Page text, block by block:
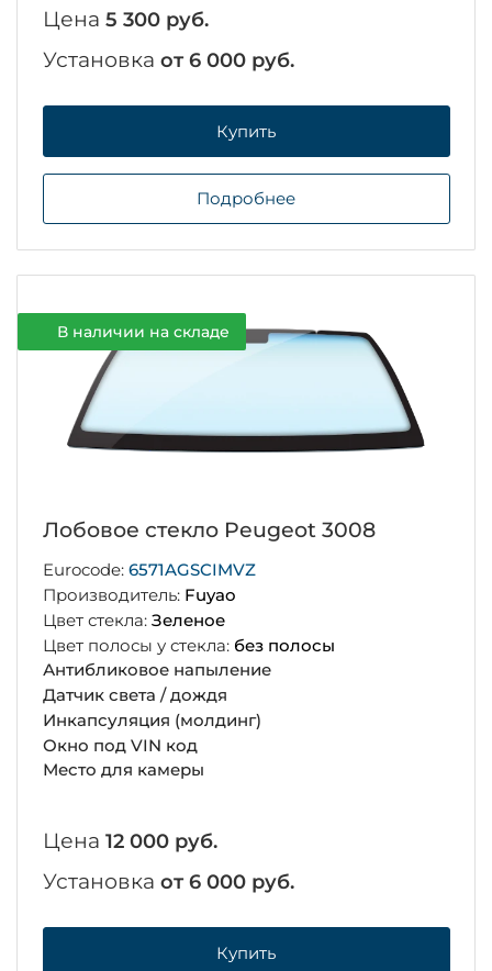
Цена 5 300 руб.
Установка от 6 000 руб.
Купить
Подробнее
В наличии на складе
Лобовое стекло Peugeot 3008
Eurocode: 6571AGSCIMVZ
Производитель: Fuyao
Цвет стекла: Зеленое
Цвет полосы у стекла: без полосы
Антибликовое напыление
Датчик света / дождя
Инкапсуляция (молдинг)
Окно под VIN код
Место для камеры
Цена 12 000 руб.
Установка от 6 000 руб.
Купить